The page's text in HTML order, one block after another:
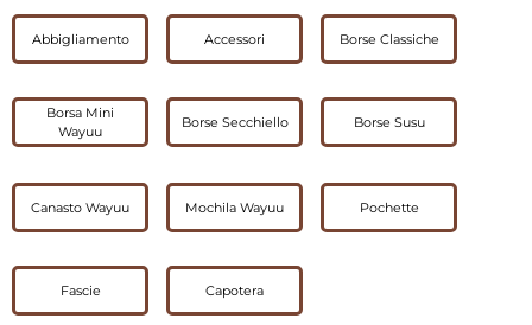
Abbigliamento Accessori Borse Classiche
Borsa Mini
Wayuu
Borse Secchiello Borse Susu
Canasto Wayuu Mochila Wayuu Pochette
Fascie Capotera